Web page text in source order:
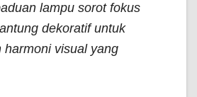
lampu sorot fokus
dekoratif untuk
harmoni visual yang